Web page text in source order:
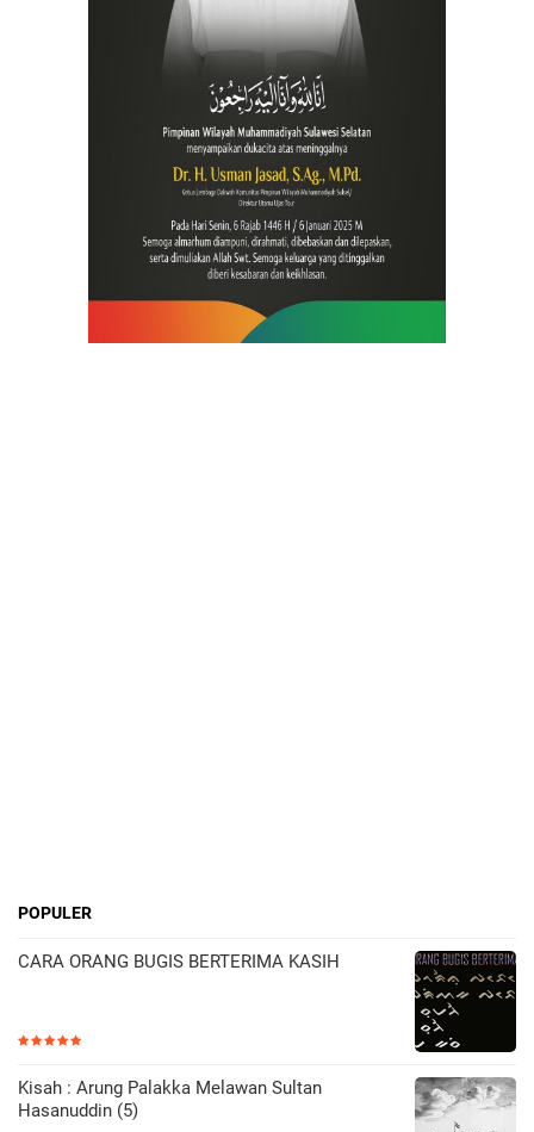
POPULER
CARA ORANG BUGIS BERTERIMA KASIH
Kisah : Arung Palakka Melawan Sultan
Hasanuddin (5)